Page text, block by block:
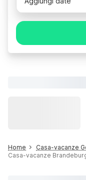
Home Casa-vacanze
Casa-vacanze